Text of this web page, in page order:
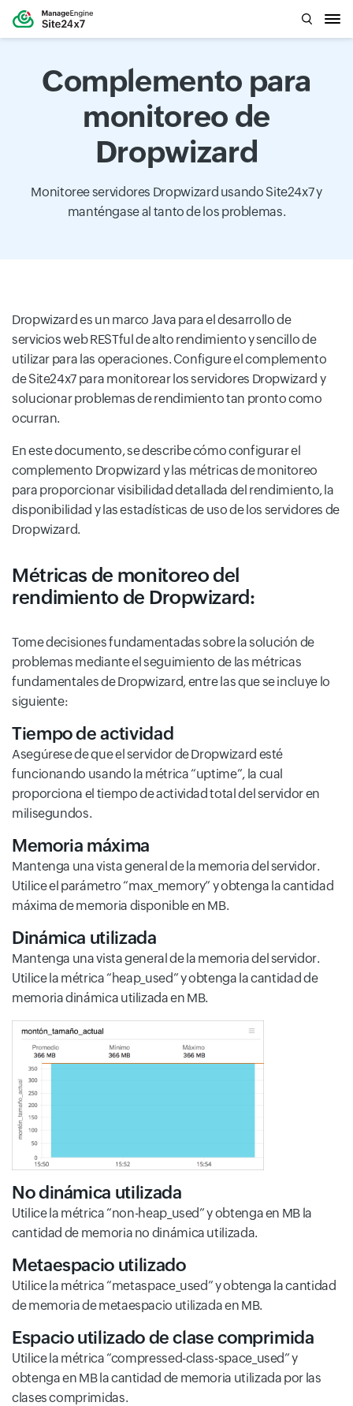
Complemento para
monitoreo de
Dropwizard
Monitoree servidores Dropwizard usando Site24x7 y
manténgase al tanto de los problemas.
Dropwizard es un marco Java para el desarrollo de
servicios web RESTful de alto rendimiento y sencillo de
utilizar para las operaciones. Configure el complemento
de Site24x7 para monitorear los servidores Dropwizard y
solucionar problemas de rendimiento tan pronto como
ocurran.
En este documento, se describe cómo configurar el
complemento Dropwizard y las métricas de monitoreo
para proporcionar visibilidad detallada del rendimiento, la
disponibilidad y las estadísticas de uso de los servidores de
Dropwizard.
Métricas de monitoreo del
rendimiento de Dropwizard:
Tome decisiones fundamentadas sobre la solución de
problemas mediante el seguimiento de las métricas
fundamentales de Dropwizard, entre las que se incluye lo
siguiente:
Tiempo de actividad
Asegúrese de que el servidor de Dropwizard esté
funcionando usando la métrica “uptime”, la cual
proporciona el tiempo de actividad total del servidor en
milisegundos.
Memoria máxima
Mantenga una vista general de la memoria del servidor.
Utilice el parámetro “max_memory” y obtenga la cantidad
máxima de memoria disponible en MB.
Dinámica utilizada
Mantenga una vista general de la memoria del servidor.
Utilice la métrica “heap_used” y obtenga la cantidad de
memoria dinámica utilizada en MB.
No dinámica utilizada
Utilice la métrica “non-heap_used” y obtenga en MB la
cantidad de memoria no dinámica utilizada.
Metaespacio utilizado
Utilice la métrica “metaspace_used” y obtenga la cantidad
de memoria de metaespacio utilizada en MB.
Espacio utilizado de clase comprimida
Utilice la métrica “compressed-class-space_used” y
obtenga en MB la cantidad de memoria utilizada por las
clases comprimidas.